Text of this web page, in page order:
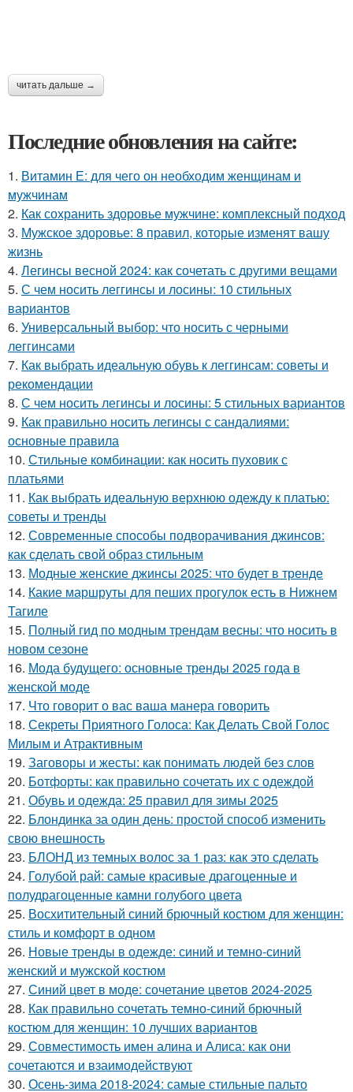
читать дальше →
Последние обновления на сайте:
1. Витамин Е: для чего он необходим женщинам и
мужчинам
2. Как сохранить здоровье мужчине: комплексный подход
3. Мужское здоровье: 8 правил, которые изменят вашу
жизнь
4. Легинсы весной 2024: как сочетать с другими вещами
5. С чем носить леггинсы и лосины: 10 стильных
вариантов
6. Универсальный выбор: что носить с черными
леггинсами
7. Как выбрать идеальную обувь к леггинсам: советы и
рекомендации
8. С чем носить легинсы и лосины: 5 стильных вариантов
9. Как правильно носить легинсы с сандалиями:
основные правила
10. Стильные комбинации: как носить пуховик с
платьями
11. Как выбрать идеальную верхнюю одежду к платью:
советы и тренды
12. Современные способы подворачивания джинсов:
как сделать свой образ стильным
13. Модные женские джинсы 2025: что будет в тренде
14. Какие маршруты для пеших прогулок есть в Нижнем
Тагиле
15. Полный гид по модным трендам весны: что носить в
новом сезоне
16. Мода будущего: основные тренды 2025 года в
женской моде
17. Что говорит о вас ваша манера говорить
18. Секреты Приятного Голоса: Как Делать Свой Голос
Милым и Атрактивным
19. Заговоры и жесты: как понимать людей без слов
20. Ботфорты: как правильно сочетать их с одеждой
21. Обувь и одежда: 25 правил для зимы 2025
22. Блондинка за один день: простой способ изменить
свою внешность
23. БЛОНД из темных волос за 1 раз: как это сделать
24. Голубой рай: самые красивые драгоценные и
полудрагоценные камни голубого цвета
25. Восхитительный синий брючный костюм для женщин:
стиль и комфорт в одном
26. Новые тренды в одежде: синий и темно-синий
женский и мужской костюм
27. Синий цвет в моде: сочетание цветов 2024-2025
28. Как правильно сочетать темно-синий брючный
костюм для женщин: 10 лучших вариантов
29. Совместимость имен алина и Алиса: как они
сочетаются и взаимодействуют
30. Осень-зима 2018-2024: самые стильные пальто